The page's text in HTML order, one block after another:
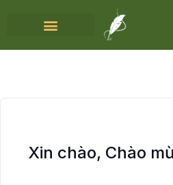
Xin chào, Chào